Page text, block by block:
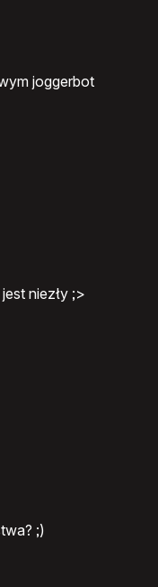
joggerbot
niezły ;>
;)